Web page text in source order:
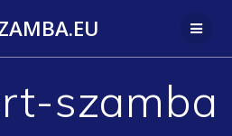
do
szamba